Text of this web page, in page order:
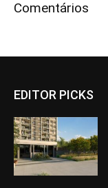
Comentários
EDITOR PICKS